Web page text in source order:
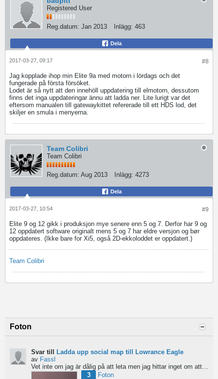
Registered User
Reg.datum: Jan 2013 Inlägg: 463
Dela
#8
2017-03-27, 09:17
Jag kopplade ihop min Elite 9a med motorn i lördags och det
fungerade på första försöket.
Lodet är så nytt att den innehöll uppdatering till elmotorn, dessutom
finns det inga uppdateringar ännu att ladda ner. Lite lurigt var det
eftersom manualen till gatewaykittet refererade till ett HDS lod, det
skiljer en smula i menyerna.
Team Colibri
Team Colibri
Reg.datum: Aug 2013 Inlägg: 4273
Dela
#9
2017-03-27, 10:54
Elite 9 og 12 gikk i produksjon mye senere enn 5 og 7. Derfor har 9 og
12 oppdatert software originalt mens 5 og 7 har eldre versjon og bør
oppdateres. (Ikke bare for Xi5, også 2D-ekkoloddet er oppdatert.)
Team Colibri
Foton
Svar till
Ladda upp social map till Lowrance Eagle
av Fassl
Vet inte om jag är dålig på att leta men jag hittar inget om att ladda upp social maps i manualen....
3
Foton